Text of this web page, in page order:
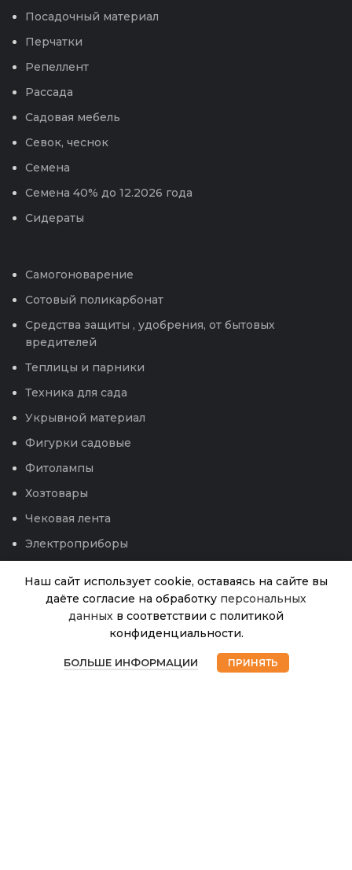
Посадочный материал
Перчатки
Репеллент
Рассада
Садовая мебель
Севок, чеснок
Семена
Семена 40% до 12.2026 года
Сидераты
Самогоноварение
Сотовый поликарбонат
Средства защиты , удобрения, от бытовых
вредителей
Теплицы и парники
Техника для сада
Укрывной материал
Фигурки садовые
Фитолампы
Хозтовары
Чековая лента
Электроприборы
Наш сайт использует cookie, оставаясь на сайте вы
даёте согласие на обработку персональных
данных в соответствии с политикой
конфиденциальности.
БОЛЬШЕ ИНФОРМАЦИИ ПРИНЯТЬ
Горшок
с подд.
93.00₽
наличии
Магазин Избранное Корзина Мой аккаунт